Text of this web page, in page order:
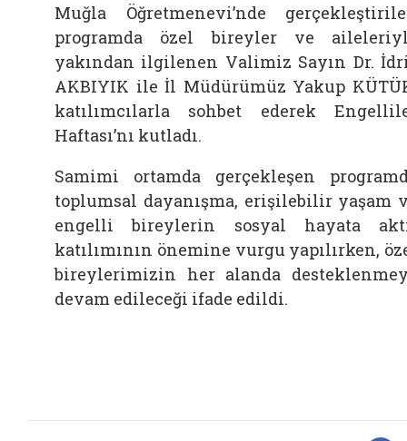
Muğla Öğretmenevi’nde
programda özel bireyler ve
yakından ilgilenen Valimiz Sayın Dr.
AKBIYIK ile İl Müdürümüz Yakup
katılımcılarla sohbet ederek
Haftası’nı kutladı.
Samimi ortamda gerçekleşen
toplumsal dayanışma, erişilebilir yaşam
engelli bireylerin sosyal hayata
katılımının önemine vurgu yapılırken,
bireylerimizin her alanda
devam edileceği ifade edildi.